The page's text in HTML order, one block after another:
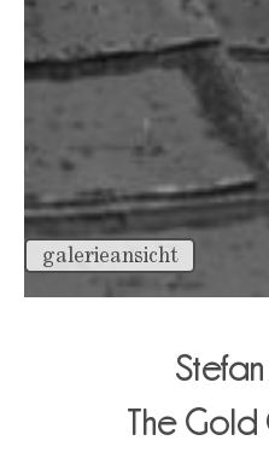
galerieansicht
The